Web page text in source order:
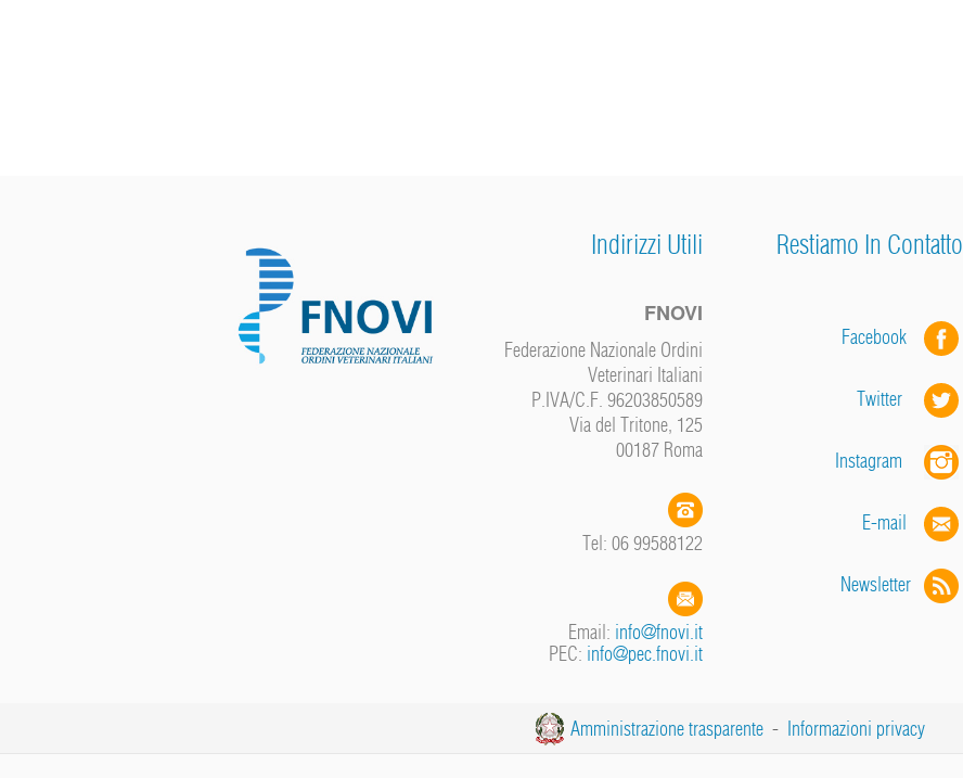
Indirizzi Utili
FNOVI
Federazione Nazionale Ordini
Veterinari Italiani
P.IVA/C.F. 96203850589
Via del Tritone, 125
00187 Roma
Tel: 06 99588122
Email: info@fnovi.it
PEC: info@pec.fnovi.it
Restiamo In Contatto
Facebook
Twitter
Instagram
E-mail
Newsletter
Amministrazione trasparente- Informazioni privacy